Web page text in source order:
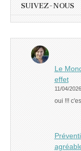
SUIVEZ-NOUS
Le
effet
11/04/2026
oui !!!